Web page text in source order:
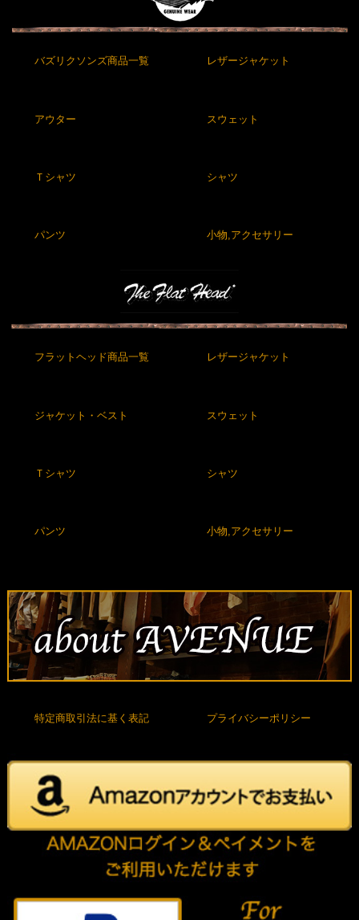
バズリクソンズ商品一覧 レザージャケット
アウター スウェット
Ｔシャツ シャツ
パンツ 小物,アクセサリー
フラットヘッド商品一覧 レザージャケット
ジャケット・ベスト スウェット
Ｔシャツ シャツ
パンツ 小物,アクセサリー
特定商取引法に基く表記 プライバシーポリシー